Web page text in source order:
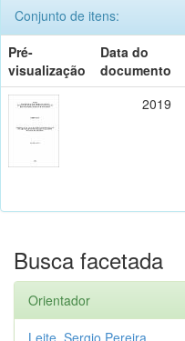
Conjunto de itens:
Pré-
visualização
Data do
documento
2019
Busca facetada
Orientador
Leite, Sergio Pereira